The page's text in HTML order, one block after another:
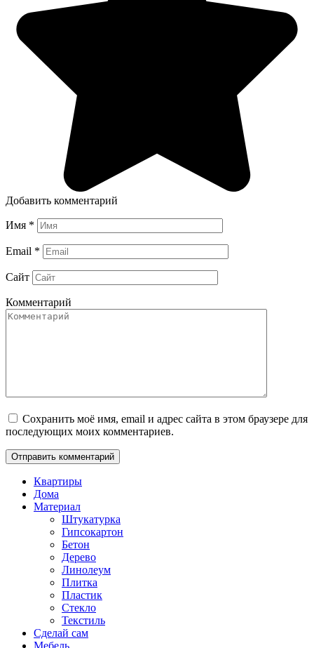
Добавить комментарий
Имя *
Email *
Сайт
Комментарий
Сохранить моё имя, email и адрес сайта в этом браузере для
последующих моих комментариев.
Квартиры
Дома
Материал
Штукатурка
Гипсокартон
Бетон
Дерево
Линолеум
Плитка
Пластик
Стекло
Текстиль
Сделай сам
Мебель